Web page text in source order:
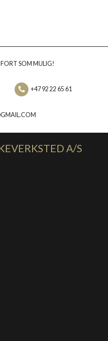
FORT SOM MULIG!
+47 92 22 65 61
A/S